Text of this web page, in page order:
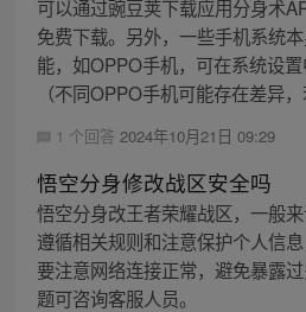
可以通过豌豆荚下载应用分身术
免费下载。另外，一些手机系统
能，如OPPO手机，可在系统设
（不同OPPO手机可能存在差异
1 个回答 2024年10月21日 09:29
悟空分身修改战区安全吗
悟空分身改王者荣耀战区，一般
遵循相关规则和注意保护个人信
要注意网络连接正常，避免暴露
题可咨询客服人员。